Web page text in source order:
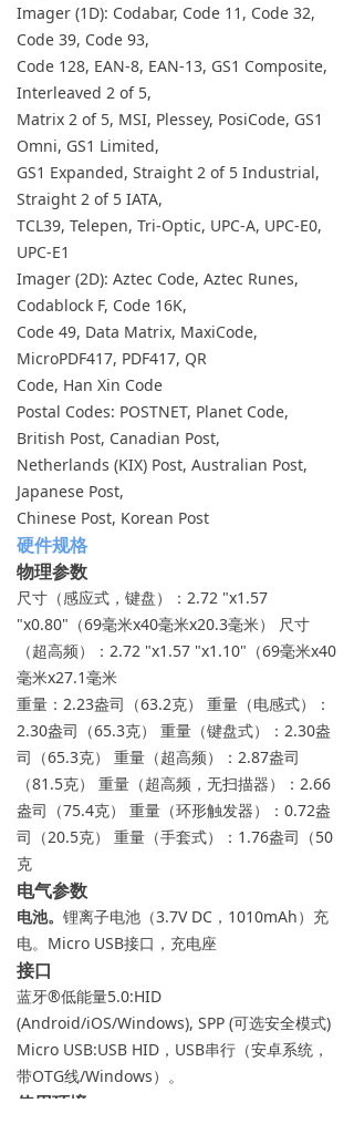
Imager (1D): Codabar, Code 11, Code 32,
Code 39, Code 93,
Code 128, EAN-8, EAN-13, GS1 Composite,
Interleaved 2 of 5,
Matrix 2 of 5, MSI, Plessey, PosiCode, GS1
Omni, GS1 Limited,
GS1 Expanded, Straight 2 of 5 Industrial,
Straight 2 of 5 IATA,
TCL39, Telepen, Tri-Optic, UPC-A, UPC-E0,
UPC-E1
Imager (2D): Aztec Code, Aztec Runes,
Codablock F, Code 16K,
Code 49, Data Matrix, MaxiCode,
MicroPDF417, PDF417, QR
Code, Han Xin Code
Postal Codes: POSTNET, Planet Code,
British Post, Canadian Post,
Netherlands (KIX) Post, Australian Post,
Japanese Post,
Chinese Post, Korean Post
硬件规格
物理参数
尺寸（感应式，键盘）：2.72 "x1.57
"x0.80"（69毫米x40毫米x20.3毫米） 尺寸
（超高频）：2.72 "x1.57 "x1.10"（69毫米x40
毫米x27.1毫米
重量：2.23盎司（63.2克） 重量（电感式）：
2.30盎司（65.3克） 重量（键盘式）：2.30盎
司（65.3克） 重量（超高频）：2.87盎司
（81.5克） 重量（超高频，无扫描器）：2.66
盎司（75.4克） 重量（环形触发器）：0.72盎
司（20.5克） 重量（手套式）：1.76盎司（50
克
电气参数
电池。 锂离子电池（3.7V DC，1010mAh）充
电。Micro USB接口，充电座
接口
蓝牙®低能量5.0:HID
(Android/iOS/Windows), SPP (可选安全模式)
Micro USB:USB HID，USB串行（安卓系统，
带OTG线/Windows）。
使用环境